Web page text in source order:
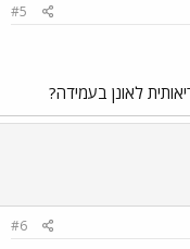
#5
לאונן בעמידה?
#6